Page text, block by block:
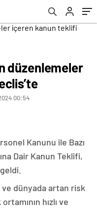
düzenlemeler
00:54
Kanunu ile Bazı
Dair Kanun Teklifi,
dünyada artan risk
hızlı ve